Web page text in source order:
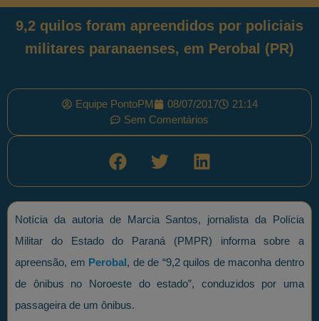
9,2 quilos foram apreendidos por policiais
militares paranaenses, em Perobal (PR)
Equipe PontoPM 08/07/2017
21:14
Sem Comentários
Notícia da autoria de Marcia Santos, jornalista da Polícia
Militar do Estado do Paraná (PMPR) informa sobre a
apreensão, em Perobal, de de “9,2 quilos de maconha dentro
de ônibus no Noroeste do estado”, conduzidos por uma
passageira de um ônibus.